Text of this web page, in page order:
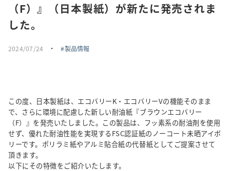
お問い合わせ・エントリー
SNSアカウント
（F）』（日本製紙）が新たに発売されま
した。
2024/07/24 ・ 製品情報
この度、日本製紙は、エコバリーK・エコバリーVの機能そのまま
で、さらに環境に配慮した新しい耐油紙『ブラウンエコバリー
（F）』を発売いたしました。この製品は、フッ素系の耐油剤を使用
せず、優れた耐油性能を実現するFSC認証紙のノーコート未晒アイボ
リーです。ポリラミ紙やアルミ貼合紙の代替紙としてご提案させて
頂きます。
以下にその特徴をご紹介いたします。